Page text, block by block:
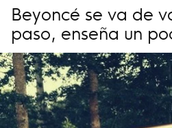
Beyoncé se va de
paso, enseña un